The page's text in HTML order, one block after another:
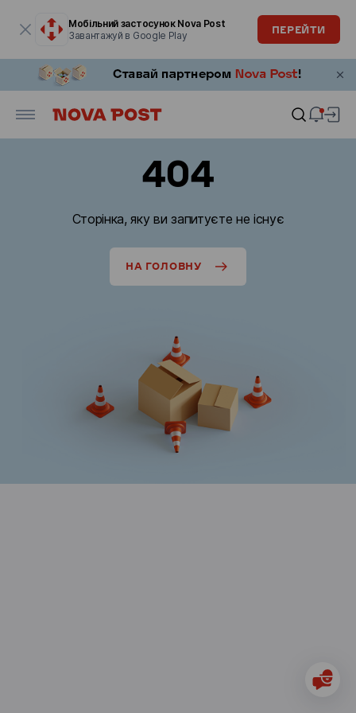
Мобільний застосунок Nova Post
Завантажуй в Google Play
ПЕРЕЙТИ
404
Сторінка, яку ви запитуєте не існує
НА ГОЛОВНУ